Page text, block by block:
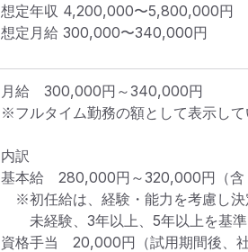
想定年収 4,200,000〜5,800,000円
想定月給 300,000〜340,000円
月給　300,000円～340,000円
※フルタイム勤務の額として表示して
内訳
基本給　280,000円～320,000円（含
※初任給は、経験・能力を考慮し決
未経験、3年以上、5年以上を基準
資格手当　20,000円（試用期間後、